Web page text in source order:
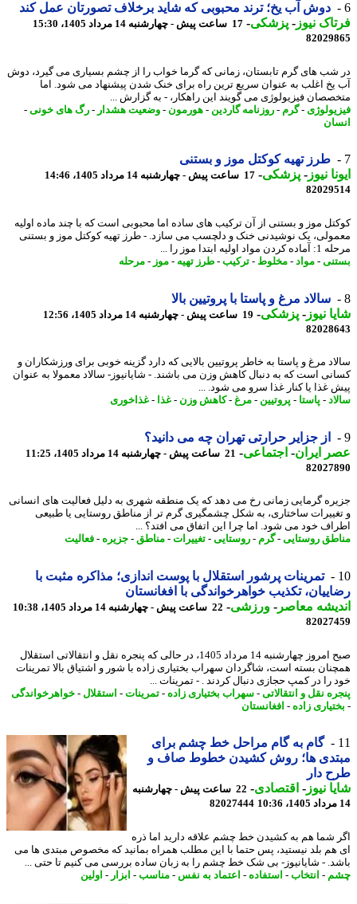
دوش آب یخ؛ ترند محبوبی که شاید برخلاف تصورتان عمل کند
نیوز-پزشکی-17 ساعت پیش - چهارشنبه 14 مرداد 1405، 15:30
های گرم تابستان، زمانی که گرما خواب را از چشم بسیاری می گیرد، دوش
اغلب به عنوان سریع ترین راه برای خنک شدن پیشنهاد می شود. اما
فیزیولوژی می گویند این راهکار، - به گزارش ...
-گرم-روزنامه گاردین -هورمون -وضعیت هشدار-رگ های خونی-
طرز تهیه کوکتل موز و بستنی
نیوز-پزشکی-17 ساعت پیش - چهارشنبه 14 مرداد 1405، 14:46
موز و بستنی از آن ترکیب های ساده اما محبوبی است که با چند ماده اولیه
یک نوشیدنی خنک و دلچسب می سازد. - طرز تهیه کوکتل موز و بستنی
اولیه ابتدا موز را ...
-مواد -مخلوط-ترکیب -طرز تهیه -موز-مرحله
سالاد مرغ و پاستا با پروتیین بالا
نیوز-پزشکی-19 ساعت پیش - چهارشنبه 14 مرداد 1405، 12:56
مرغ و پاستا به خاطر پروتیین بالایی که دارد گزینه خوبی برای ورزشکاران و
است که به دنبال کاهش وزن می باشند. - شایانیوز- سالاد معمولا به عنوان
غذا یا کنار غذا سرو می شود. ...
-پاستا-پروتیین-مرغ -کاهش وزن - غذا-غذاخوری
از جزایر حرارتی تهران چه می دانید؟
ایران- اجتماعی-21 ساعت پیش - چهارشنبه 14 مرداد 1405، 11:25
گرمایی زمانی رخ می دهد که یک منطقه شهری به دلیل فعالیت های انسانی
ساختاری، به شکل چشمگیری گرم تر از مناطق روستایی یا طبیعی
خود می شود. اما چرا این اتفاق می افتد؟ ...
روستایی-گرم-روستایی-تغییرات- مناطق-جزیره-فعالیت
تمرینات پرشور استقلال با پوست اندازی؛ مذاکره مثبت با
تکذیب خواهرخواندگی با افغانستان
معاصر-ورزشی-22 ساعت پیش - چهارشنبه 14 مرداد 1405، 10:38
صبح امروز چهارشنبه 14 مرداد 1405، در حالی که پنجره نقل و انتقالاتی استقلال
بسته است، شاگردان سهراب بختیاری زاده با شور و اشتیاق بالا تمرینات
را در کمپ حجازی دنبال کردند . - تمرینات ...
نقل و انتقالاتی-سهراب بختیاری زاده - تمرینات -استقلال-خواهرخواندگی
زاده - افغانستان
گام به گام مراحل خط چشم برای
ها؛ روش کشیدن خطوط صاف و
دار
نیوز-اقتصادی-
22 ساعت پیش - چهارشنبه
82027444
شما هم به کشیدن خط چشم علاقه دارید اما ذره
بلد نیستید، پس حتما با این مطلب همراه بمانید که مخصوص مبتدی ها می
- شایانیوز- بی شک خط چشم را به زبان ساده بررسی می کنیم تا حتی ...
-انتخاب-استفاده-اعتماد به نفس-مناسب-ابزار - اولین